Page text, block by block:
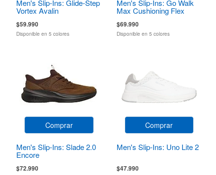
Men's Slip-Ins: Glide-Step
Vortex Avalin
$59.990
Disponible en 5 colores
Men's Slip-Ins: Go Walk
Max Cushioning Flex
$69.990
Disponible en 5 colores
Comprar
Men's Slip-Ins: Slade 2.0
Encore
$72.990
Comprar
Men's Slip-Ins: Uno Lite 2
$47.990